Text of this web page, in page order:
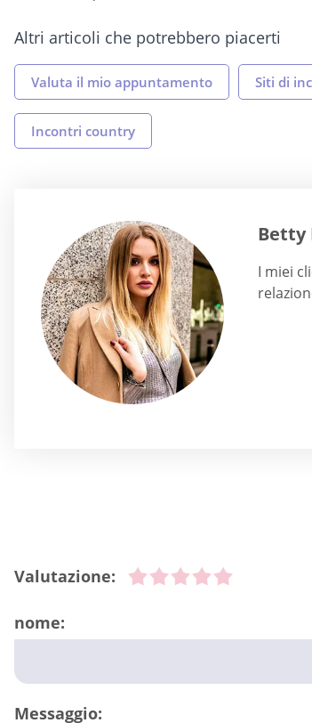
Altri articoli che potrebbero piacerti
Valuta il mio appuntamento Siti di
Incontri country
Betty
I miei
Valutazione:
nome:
Messaggio: